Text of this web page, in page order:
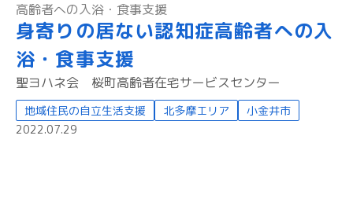
高齢者への入浴・食事支援
身寄りの居ない認知症高齢者への入
浴・食事支援
聖ヨハネ会 桜町高齢者在宅サービスセンター
地域住民の自立生活支援 北多摩エリア
小金井市
2022.07.29